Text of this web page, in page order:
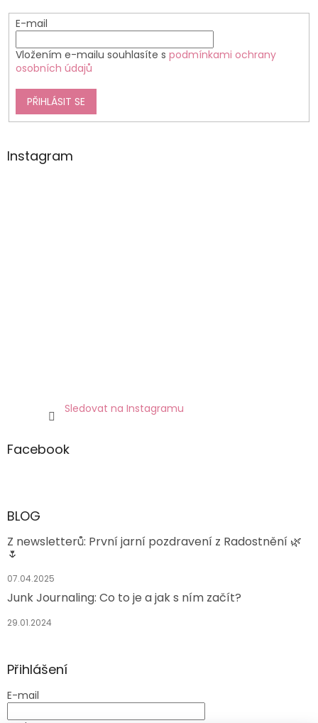
E-mail
Vložením e-mailu souhlasíte s podmínkami ochrany
osobních údajů
PŘIHLÁSIT SE
Instagram
Sledovat na Instagramu
Facebook
BLOG
Z newsletterů: První jarní pozdravení z Radostnění 🌿
🌷
07.04.2025
Junk Journaling: Co to je a jak s ním začít?
29.01.2024
Přihlášení
E-mail